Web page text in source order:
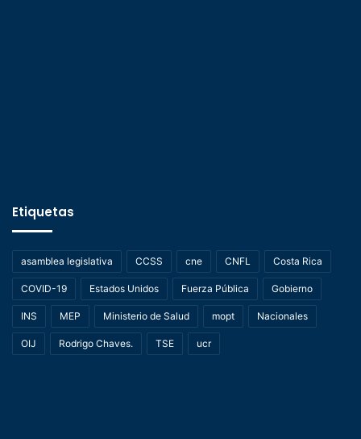
Etiquetas
asamblea legislativa CCSS cne CNFL Costa Rica
COVID-19 Estados Unidos Fuerza Pública Gobierno
INS MEP Ministerio de Salud mopt Nacionales
OIJ Rodrigo Chaves. TSE ucr